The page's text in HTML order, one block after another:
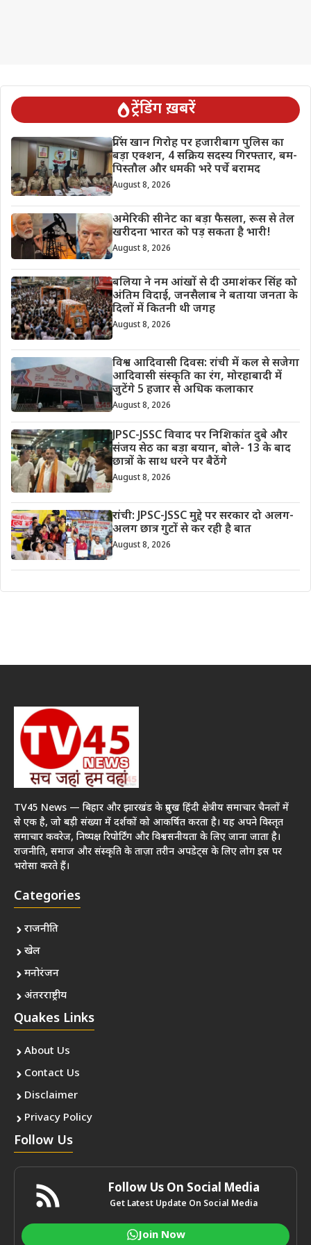
ट्रेंडिंग ख़बरें
प्रिंस खान गिरोह पर हजारीबाग पुलिस का
बड़ा एक्शन, 4 सक्रिय सदस्य गिरफ्तार, बम-
पिस्तौल और धमकी भरे पर्चे बरामद
August 8, 2026
अमेरिकी सीनेट का बड़ा फैसला, रूस से तेल
खरीदना भारत को पड़ सकता है भारी!
August 8, 2026
बलिया ने नम आंखों से दी उमाशंकर सिंह को
अंतिम विदाई, जनसैलाब ने बताया जनता के
दिलों में कितनी थी जगह
August 8, 2026
विश्व आदिवासी दिवस: रांची में कल से सजेगा
आदिवासी संस्कृति का रंग, मोरहाबादी में
जुटेंगे 5 हजार से अधिक कलाकार
August 8, 2026
JPSC-JSSC विवाद पर निशिकांत दुबे और
संजय सेठ का बड़ा बयान, बोले- 13 के बाद
छात्रों के साथ धरने पर बैठेंगे
August 8, 2026
रांची: JPSC-JSSC मुद्दे पर सरकार दो अलग-
अलग छात्र गुटों से कर रही है बात
August 8, 2026
TV45 News — बिहार और झारखंड के प्रमुख हिंदी क्षेत्रीय समाचार चैनलों में
से एक है, जो बड़ी संख्या में दर्शकों को आकर्षित करता है। यह अपने विस्तृत
समाचार कवरेज, निष्पक्ष रिपोर्टिंग और विश्वसनीयता के लिए जाना जाता है।
राजनीति, समाज और संस्कृति के ताज़ा तरीन अपडेट्स के लिए लोग इस पर
भरोसा करते हैं।
Categories
राजनीति
खेल
मनोरंजन
अंतरराष्ट्रीय
Quakes Links
About Us
Contact Us
Disclaimer
Privacy Policy
Follow Us
Follow Us On Social Media
Get Latest Update On Social Media
Join Now